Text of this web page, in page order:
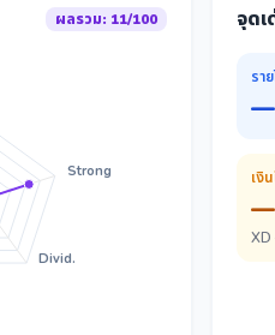
ผลรวม: 11/100
Strong
Divid.
จุด
รา
—
เงิ
—